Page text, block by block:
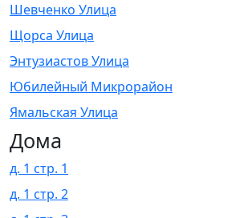
Шевченко Улица
Щорса Улица
Энтузиастов Улица
Юбилейный Микрорайон
Ямальская Улица
Дома
д. 1 стр. 1
д. 1 стр. 2